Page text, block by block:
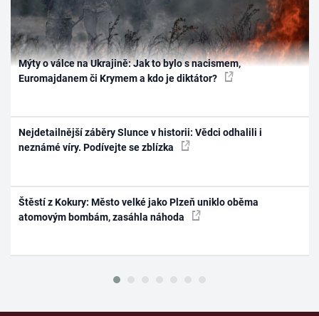
Mýty o válce na Ukrajině: Jak to bylo s nacismem,
Euromajdanem či Krymem a kdo je diktátor?
Nejdetailnější záběry Slunce v historii: Vědci odhalili i
neznámé víry. Podívejte se zblízka
Štěstí z Kokury: Město velké jako Plzeň uniklo oběma
atomovým bombám, zasáhla náhoda